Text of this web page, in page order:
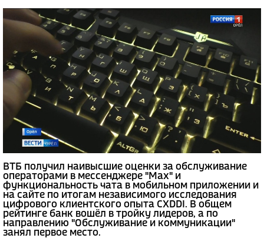
ВТБ получил наивысшие оценки за обслуживание
операторами в мессенджере "Мах" и
функциональность чата в мобильном приложении и
на сайте по итогам независимого исследования
цифрового клиентского опыта CXDDI. В общем
рейтинге банк вошёл в тройку лидеров, а по
направлению "Обслуживание и коммуникации"
занял первое место.